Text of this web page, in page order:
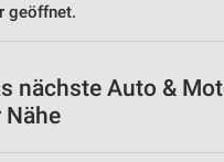
geöffnet.
nächste Auto &
Nähe